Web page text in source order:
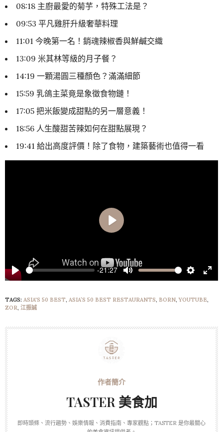
08:18 主廚最愛的菊芋，特殊工法是？
09:53 平凡雞肝升級奢華料理
11:01 今晚第一名！銷魂辣椒香與鮮鹹交織
13:09 米其林等級的月子餐？
14:19 一顆湯圓三種顏色？滿滿細節
15:59 乳鴿主菜竟是象徵食物鏈！
17:05 把米飯變成甜點的另一層意義！
18:56 人生酸甜苦辣如何在甜點展現？
19:41 給出高度評價！除了食物，建築藝術也值得一看
Play
-21:27
Mute Settings
Play
TAGS: ASIA'S 50 BEST, ASIA’S 50 BEST RESTAURANTS, BORN,YOUTUBE,
ZOR, 江振誠
TASTER 美食加
即時頭條、流行趨勢、娛樂情報、消費指南、專家觀點；TASTER 是你最關心